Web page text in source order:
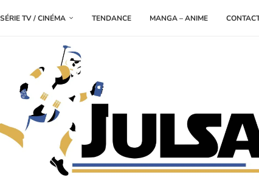
SÉRIE TV / CINÉMA TENDANCE MANGA – ANIME